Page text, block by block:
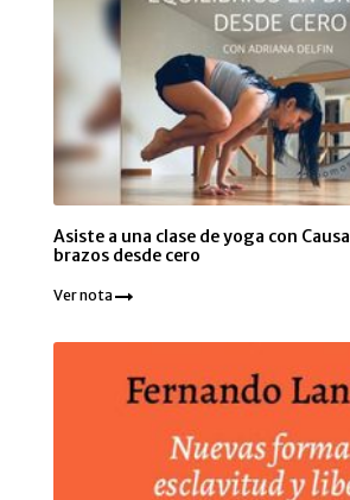
Asiste a una clase de yoga con
brazos desde cero
Ver nota